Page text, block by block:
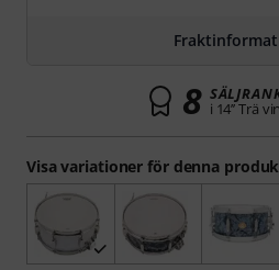
Visa variationer för denna
8 i 14’’ Trä